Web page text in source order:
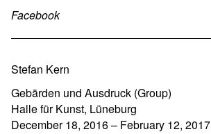
Facebook
Stefan Kern
Gebärden und Ausdruck (Group)
Halle für Kunst, Lüneburg
December 18, 2016 – February 12, 2017